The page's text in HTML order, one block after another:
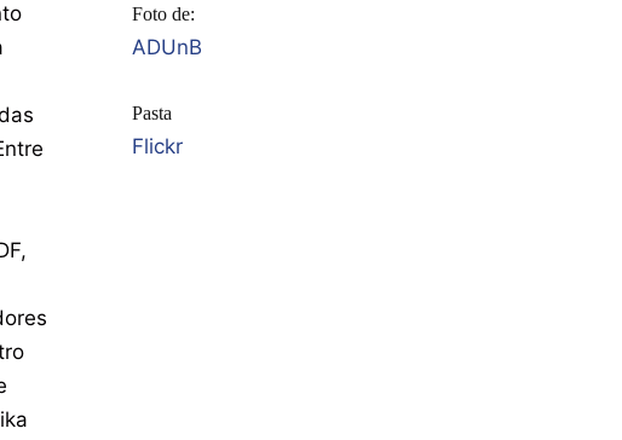
Foto de:
ADUnB
Pasta
Flickr